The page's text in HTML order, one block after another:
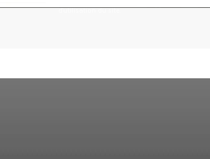
d'utilisation du site.